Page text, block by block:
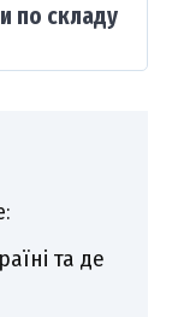
по складу
та де